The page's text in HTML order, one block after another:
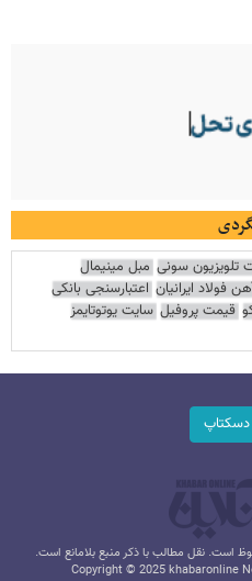
تلویزیون سونی مبل مینیمال
فولاد ایرانیان اعتبارسنجی بانکی
قیمت پروفیل سایت یوتوتایمز
است. نقل مطالب با ذکر منبع بلامانع است.
Copyright © 2025 khabaronline